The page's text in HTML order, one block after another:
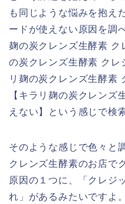
も同じような悩みを抱え
ードが使えない原因を調
麹の炭クレンズ生酵素 ク
の炭クレンズ生酵素 ク
リ麹の炭クレンズ生酵素
【キラリ麹の炭クレン
えない】という感じで検
そのような感じで色々と
クレンズ生酵素のお店で
原因の１つに、「クレジ
れ」があるみたいですよ。